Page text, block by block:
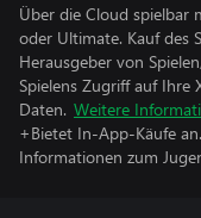
Über die Cloud spielbar
oder Ultimate. Kauf des
Herausgeber von
Spielens Zugriff auf Ihre
Daten. Weitere
+Bietet In-App-Käufe an.
Informationen zum